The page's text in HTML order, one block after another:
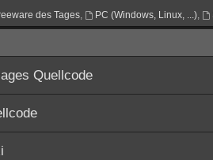
des Tages, PC (Windows, Linux, ...),
Quellcode